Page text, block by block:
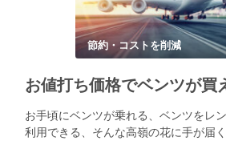
節約・コストを削減
お手頃にベンツが乗れる、ベンツをレ
利用できる、そんな高嶺の花に手が届